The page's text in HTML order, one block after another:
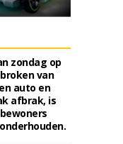
zondag op
van
auto en
afbrak, is